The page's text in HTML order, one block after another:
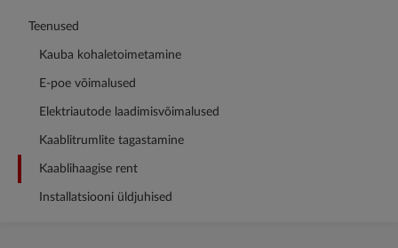
Teenused
Kauba kohaletoimetamine
E-poe võimalused
Elektriautode laadimisvõimalused
Kaablitrumlite tagastamine
Kaablihaagise rent
Installatsiooni üldjuhised